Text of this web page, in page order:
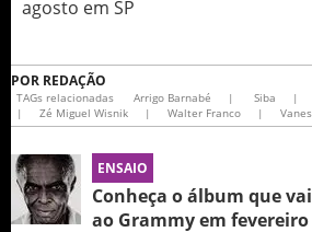
agosto em SP
POR REDAÇÃO
TAGs relacionadas Arrigo Barnabé | Siba |
|
Zé Miguel Wisnik | Walter Franco |
ENSAIO
Conheça o álbum que
ao Grammy em fevereiro